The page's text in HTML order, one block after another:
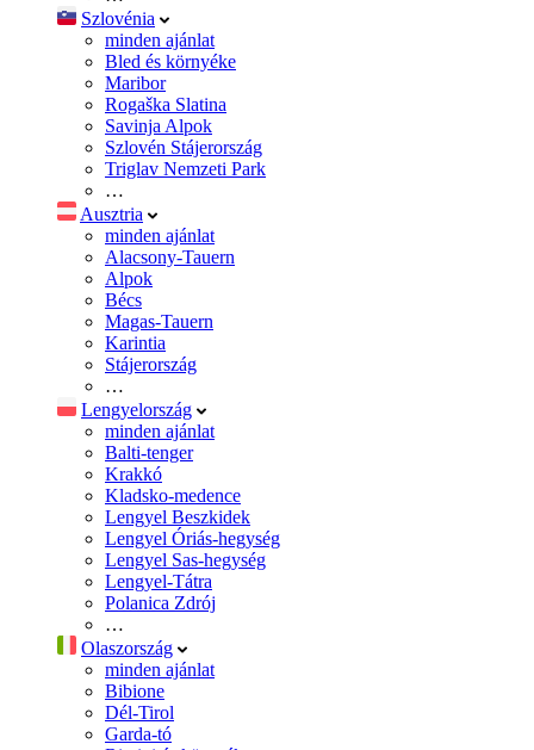
Szlovénia
minden ajánlat
Bled és környéke
Maribor
Rogaška Slatina
Savinja Alpok
Szlovén Stájerország
Triglav Nemzeti Park
…
Ausztria
minden ajánlat
Alacsony-Tauern
Alpok
Bécs
Magas-Tauern
Karintia
Stájerország
…
Lengyelország
minden ajánlat
Balti-tenger
Krakkó
Kladsko-medence
Lengyel Beszkidek
Lengyel Óriás-hegység
Lengyel Sas-hegység
Lengyel-Tátra
Polanica Zdrój
…
Olaszország
minden ajánlat
Bibione
Dél-Tirol
Garda-tó